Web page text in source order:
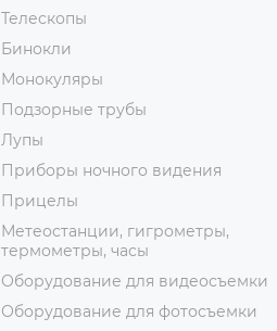
Телескопы
Бинокли
Монокуляры
Подзорные трубы
Лупы
Приборы ночного видения
Прицелы
Метеостанции, гигрометры,
термометры, часы
Оборудование для видеосъемки
Оборудование для фотосъемки